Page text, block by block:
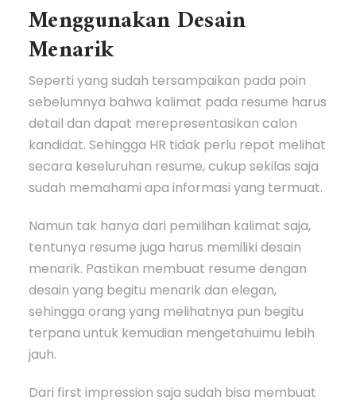
Menggunakan Desain
Menarik
Seperti yang sudah tersampaikan pada poin
sebelumnya bahwa kalimat pada resume harus
detail dan dapat merepresentasikan calon
kandidat. Sehingga HR tidak perlu repot melihat
secara keseluruhan resume, cukup sekilas saja
sudah memahami apa informasi yang termuat.
Namun tak hanya dari pemilihan kalimat saja,
tentunya resume juga harus memiliki desain
menarik. Pastikan membuat resume dengan
desain yang begitu menarik dan elegan,
sehingga orang yang melihatnya pun begitu
terpana untuk kemudian mengetahuimu lebih
jauh.
Dari first impression saja sudah bisa membuat